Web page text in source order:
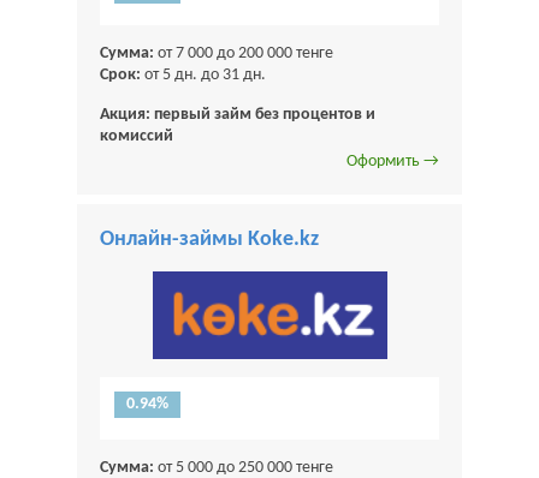
Сумма: от 7 000 до 200 000 тенге
Срок: от 5 дн. до 31 дн.
Акция: первый займ без процентов и
комиссий
Оформить →
Онлайн-займы Koke.kz
0.94%
Сумма: от 5 000 до 250 000 тенге